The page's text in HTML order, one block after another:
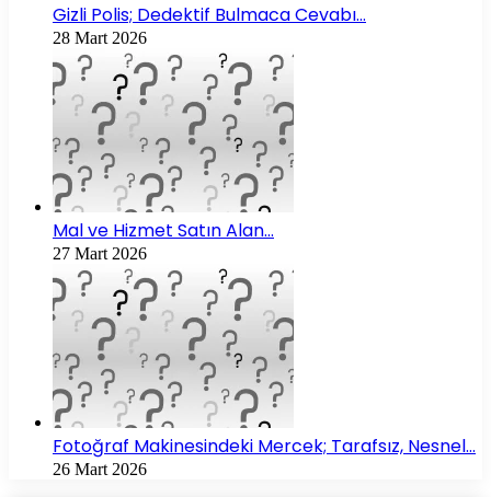
Gizli Polis; Dedektif Bulmaca Cevabı…
28 Mart 2026
Mal ve Hizmet Satın Alan…
27 Mart 2026
Fotoğraf Makinesindeki Mercek; Tarafsız, Nesnel…
26 Mart 2026